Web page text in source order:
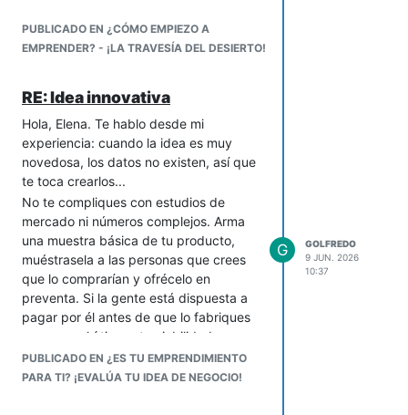
estrategias ante crisis económicas
o competencia).
y puedo ayudarte a hacer un FODA más
ajustado.
múltiples canales (chat, correo
electrónico, redes sociales).
respuestas y recomendaciones
personalizadas a cada cliente.
Para profundizar en tu idea, te
recomiendo:
Uno,investigar a tu competencia:
¿Qué soluciones ya existen en el
mercado? ¿Cuáles son sus fortalezas y
debilidades?
Dos,definir tu público objetivo: ¿A qué
tipo de empresas o industrias te
dirigirás?
Y tres,algo fundamental, crear un
mínimo producto viable (MVP): Para
los usuarios.
saludables o hoteles (para venta al
por mayor).
deshidratadas sin azúcar para
diabéticos).
2-. Propuesta de valor
Frutas frescas de temporada con
origen trazable (ej. "directo del
agricultor local").
Frutas deshidratadas sin aditivos
(sin azúcares añadidos,
conservantes o colorantes).
Asesoramiento nutricional (p. ej.
"¿Qué fruta combinar para más
energía?").
Entrega rápida (para pedidos
online) y embalaje eco-friendly.
3-. Canales
PUBLICADO EN ¿CÓMO EMPIEZO A
EMPRENDER? - ¡LA TRAVESÍA DEL DESIERTO!
RE: Idea innovativa
Hola, Elena. Te hablo desde mi
experiencia: cuando la idea es muy
novedosa, los datos no existen, así que
te toca crearlos...
No te compliques con estudios de
mercado ni números complejos. Arma
una muestra básica de tu producto,
muéstrasela a las personas que crees
que lo comprarían y ofrécelo en
preventa. Si la gente está dispuesta a
pagar por él antes de que lo fabriques
en masa, ahí tienes tu viabilidad.
Al final del día, el mejor dato que
puedes tener es cuando alguien saca
PUBLICADO EN ¿ES TU EMPRENDIMIENTO
PARA TI? ¡EVALÚA TU IDEA DE NEGOCIO!
G
GOLFREDO
9 JUN. 2026
10:37